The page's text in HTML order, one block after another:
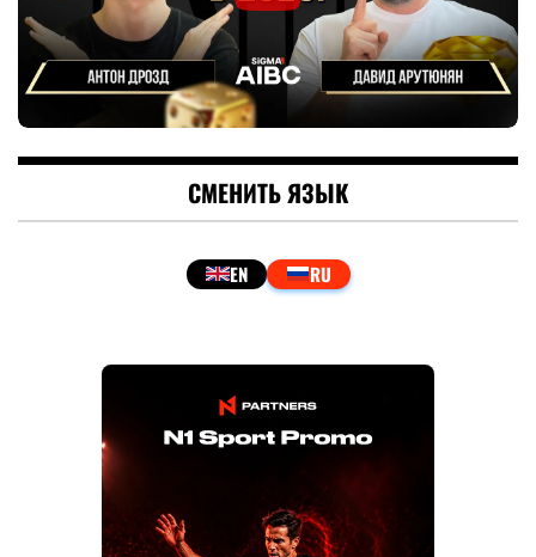
СМЕНИТЬ ЯЗЫК